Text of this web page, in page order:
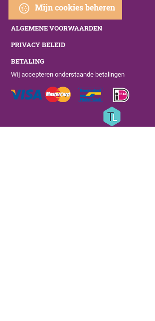
Mijn cookies beheren
ALGEMENE VOORWAARDEN
PRIVACY BELEID
BETALING
Wij accepteren onderstaande betalingen